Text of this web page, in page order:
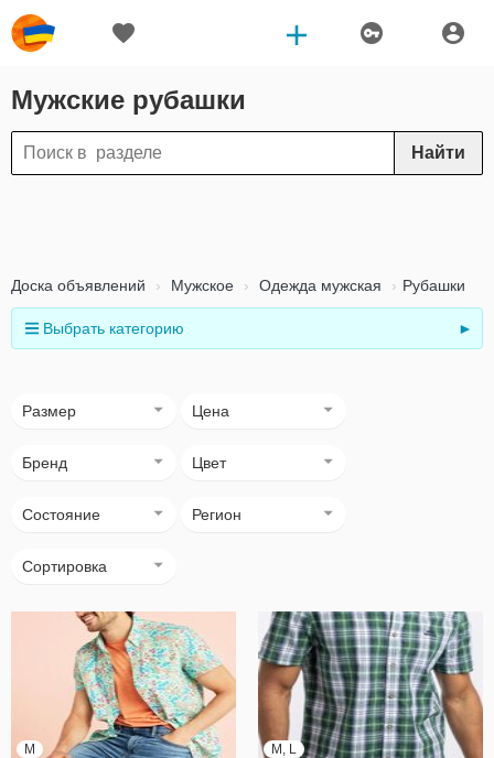
Мужские рубашки
Найти
Доска объявлений Мужское Одежда мужская Рубашки
Выбрать категорию ►
Размер Цена
Бренд Цвет
Состояние Регион
Сортировка
M M, L